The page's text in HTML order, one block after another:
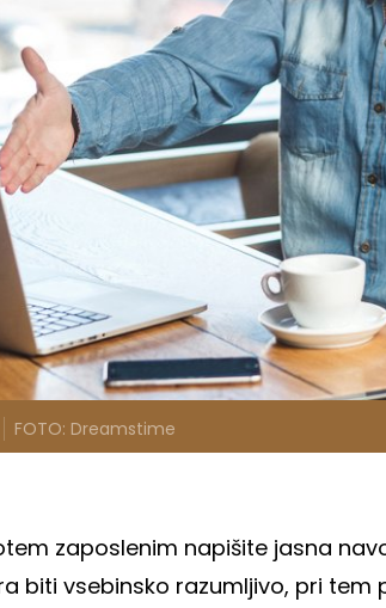
FOTO: Dreamstime
zaposlenim napišite jasna
biti vsebinsko razumljivo, pri